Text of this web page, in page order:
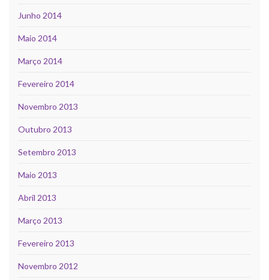
Junho 2014
Maio 2014
Março 2014
Fevereiro 2014
Novembro 2013
Outubro 2013
Setembro 2013
Maio 2013
Abril 2013
Março 2013
Fevereiro 2013
Novembro 2012